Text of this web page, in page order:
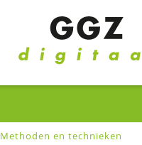
Methoden en technieken